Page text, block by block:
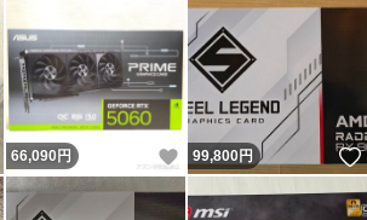
いいね！
66,090 円 いいね！
99,800円